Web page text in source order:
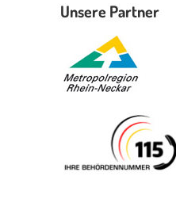
Unsere Partner